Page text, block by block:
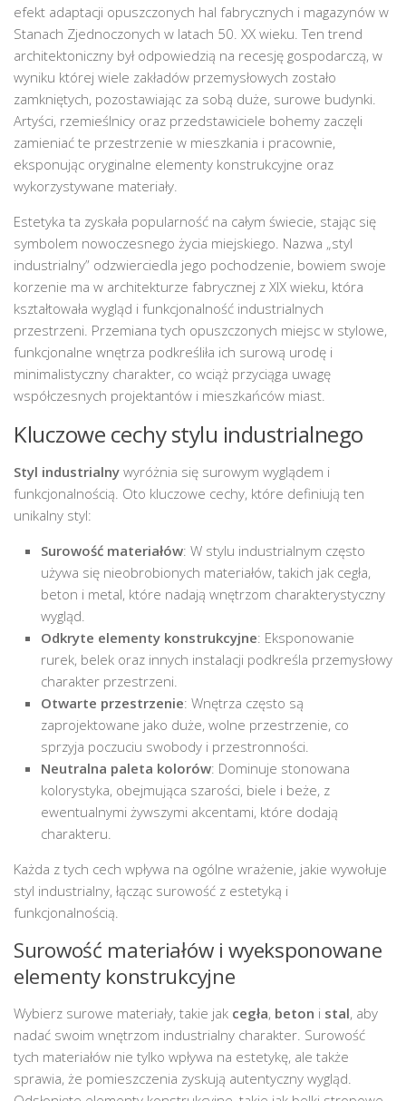
efekt adaptacji opuszczonych hal fabrycznych i magazynów w
Stanach Zjednoczonych w latach 50. XX wieku. Ten trend
architektoniczny był odpowiedzią na recesję gospodarczą, w
wyniku której wiele zakładów przemysłowych zostało
zamkniętych, pozostawiając za sobą duże, surowe budynki.
Artyści, rzemieślnicy oraz przedstawiciele bohemy zaczęli
zamieniać te przestrzenie w mieszkania i pracownie,
eksponując oryginalne elementy konstrukcyjne oraz
wykorzystywane materiały.
Estetyka ta zyskała popularność na całym świecie, stając się
symbolem nowoczesnego życia miejskiego. Nazwa „styl
industrialny” odzwierciedla jego pochodzenie, bowiem swoje
korzenie ma w architekturze fabrycznej z XIX wieku, która
kształtowała wygląd i funkcjonalność industrialnych
przestrzeni. Przemiana tych opuszczonych miejsc w stylowe,
funkcjonalne wnętrza podkreśliła ich surową urodę i
minimalistyczny charakter, co wciąż przyciąga uwagę
współczesnych projektantów i mieszkańców miast.
Kluczowe cechy stylu industrialnego
Styl industrialny wyróżnia się surowym wyglądem i
funkcjonalnością. Oto kluczowe cechy, które definiują ten
unikalny styl:
Surowość materiałów: W stylu industrialnym często
używa się nieobrobionych materiałów, takich jak cegła,
beton i metal, które nadają wnętrzom charakterystyczny
wygląd.
Odkryte elementy konstrukcyjne: Eksponowanie
rurek, belek oraz innych instalacji podkreśla przemysłowy
charakter przestrzeni.
Otwarte przestrzenie: Wnętrza często są
zaprojektowane jako duże, wolne przestrzenie, co
sprzyja poczuciu swobody i przestronności.
Neutralna paleta kolorów: Dominuje stonowana
kolorystyka, obejmująca szarości, biele i beże, z
ewentualnymi żywszymi akcentami, które dodają
charakteru.
Każda z tych cech wpływa na ogólne wrażenie, jakie wywołuje
styl industrialny, łącząc surowość z estetyką i
funkcjonalnością.
Surowość materiałów i wyeksponowane
elementy konstrukcyjne
Wybierz surowe materiały, takie jak cegła, beton i stal, aby
nadać swoim wnętrzom industrialny charakter. Surowość
tych materiałów nie tylko wpływa na estetykę, ale także
sprawia, że pomieszczenia zyskują autentyczny wygląd.